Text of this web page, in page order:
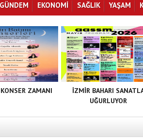
GÜNDEM EKONOMİ SAĞLIK YAŞAM
ZAMANI
İZMİR BAHARI
UĞURLUYOR